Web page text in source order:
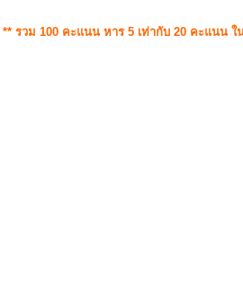
** รวม 100 คะแนน หาร 5 เท่ากับ 20 คะแนน ใ